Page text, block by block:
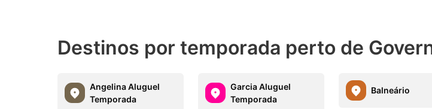
Destinos por temporada perto de
Angelina Aluguel
Temporada
Garcia Aluguel
Temporada
Balneário